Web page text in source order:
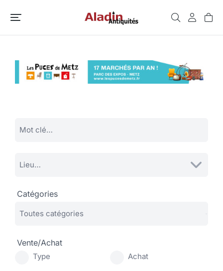
Catégories
Vente/Achat
Type Achat